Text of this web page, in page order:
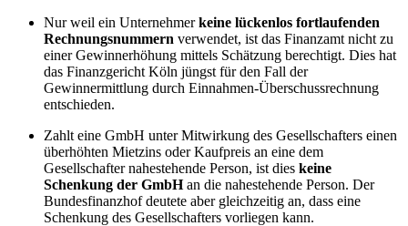
Nur weil ein Unternehmerkeine lückenlos fortlaufenden
Rechnungsnummern verwendet, ist das Finanzamt nicht zu
einer Gewinnerhöhung mittels Schätzung berechtigt. Dies hat
das Finanzgericht Köln jüngst für den Fall der
Gewinnermittlung durch Einnahmen-Überschussrechnung
entschieden.
Zahlt eine GmbH unter Mitwirkung des Gesellschafters einen
überhöhten Mietzins oder Kaufpreis an eine dem
Gesellschafter nahestehende Person, ist dies keine
Schenkung der GmbHan die nahestehende Person. Der
Bundesfinanzhof deutete aber gleichzeitig an, dass eine
Schenkung des Gesellschafters vorliegen kann.